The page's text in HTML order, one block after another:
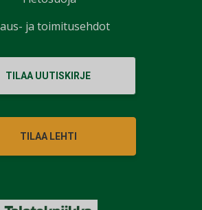
TILAA UUTISKIRJE
TILAA LEHTI
ja toimitusehdot